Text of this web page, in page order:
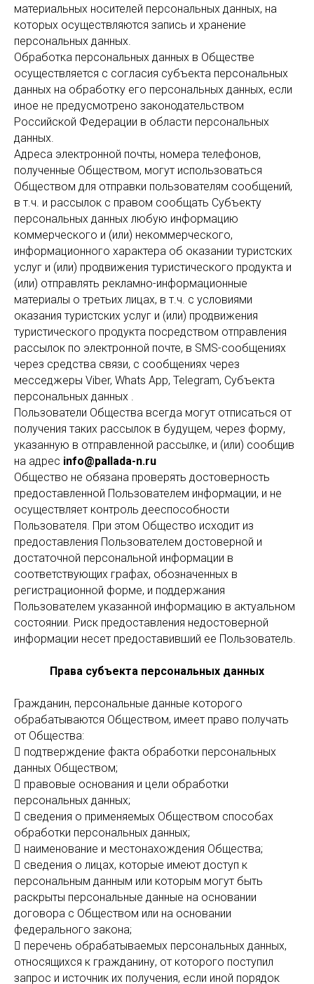
материальных носителей персональных данных, на
которых осуществляются запись и хранение
персональных данных.
Обработка персональных данных в Обществе
осуществляется с согласия субъекта персональных
данных на обработку его персональных данных, если
иное не предусмотрено законодательством
Российской Федерации в области персональных
данных.
Адреса электронной почты, номера телефонов,
полученные Обществом, могут использоваться
Обществом для отправки пользователям сообщений,
в т.ч. и рассылок с правом сообщать Субъекту
персональных данных любую информацию
коммерческого и (или) некоммерческого,
информационного характера об оказании туристских
услуг и (или) продвижения туристического продукта и
(или) отправлять рекламно-информационные
материалы о третьих лицах, в т.ч. с условиями
оказания туристских услуг и (или) продвижения
туристического продукта посредством отправления
рассылок по электронной почте, в SMS-сообщениях
через средства связи, с сообщениях через
месседжеры Viber, Whats App, Telegram, Субъекта
персональных данных .
Пользователи Общества всегда могут отписаться от
получения таких рассылок в будущем, через форму,
указанную в отправленной рассылке, и (или) сообщив
на адрес info@pallada-n.ru
Общество не обязана проверять достоверность
предоставленной Пользователем информации, и не
осуществляет контроль дееспособности
Пользователя. При этом Общество исходит из
предоставления Пользователем достоверной и
достаточной персональной информации в
соответствующих графах, обозначенных в
регистрационной форме, и поддержания
Пользователем указанной информацию в актуальном
состоянии. Риск предоставления недостоверной
информации несет предоставивший ее Пользователь.
Права субъекта персональных данных
Гражданин, персональные данные которого
обрабатываются Обществом, имеет право получать
от Общества:
 подтверждение факта обработки персональных
данных Обществом;
 правовые основания и цели обработки
персональных данных;
 сведения о применяемых Обществом способах
обработки персональных данных;
 наименование и местонахождения Общества;
 сведения о лицах, которые имеют доступ к
персональным данным или которым могут быть
раскрыты персональные данные на основании
договора с Обществом или на основании
федерального закона;
 перечень обрабатываемых персональных данных,
относящихся к гражданину, от которого поступил
запрос и источник их получения, если иной порядок